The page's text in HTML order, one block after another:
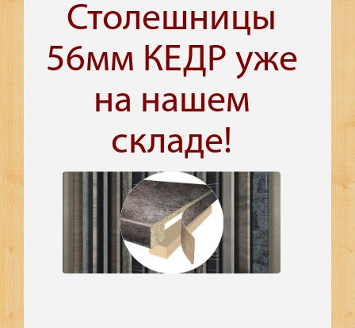
Столешницы
56мм КЕДР уже
на нашем
складе!